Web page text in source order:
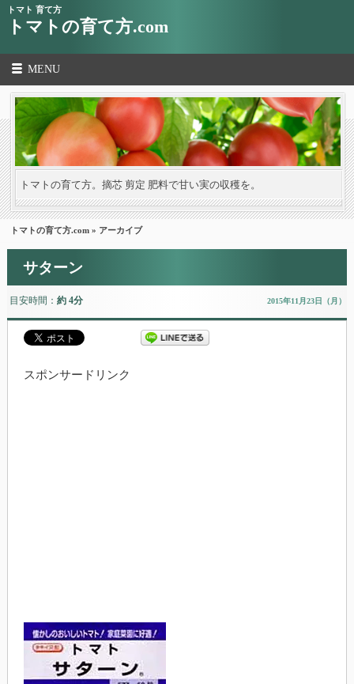
トマト 育て方
トマトの育て方.com
MENU
トマトの育て方。摘芯 剪定 肥料で甘い実の収穫を。
トマトの育て方.com » アーカイブ
サターン
目安時間： 約 4分 2015年11月23日（月）
スポンサードリンク